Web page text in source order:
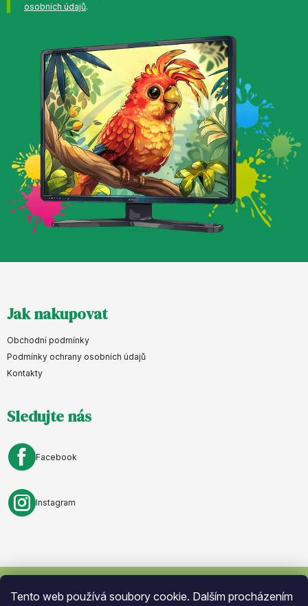
Tento web používá soubory cookie. Dalším procházením
osobních údajů.
á
p
a
Jak nakupovat
Obchodní podmínky
Podmínky ochrany osobních údajů
Kontakty
Sledujte nás
Facebook
Instagram
Vytvořil Shoptet. Nastavil týmEshopyumime.cz. Design byVokr